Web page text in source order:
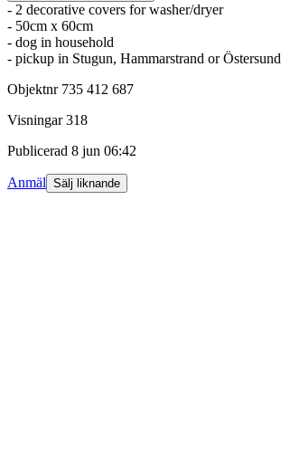
- 2 decorative covers for washer/dryer
- 50cm x 60cm
- dog in household
- pickup in Stugun, Hammarstrand or Östersund
Objektnr 735 412 687
Visningar 318
Publicerad 8 jun 06:42
Anmäl Sälj liknande